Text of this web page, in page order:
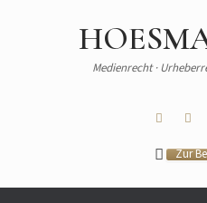
Medienrecht ·
Zur